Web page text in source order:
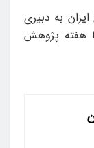
به دبیری
هفته پژوهش